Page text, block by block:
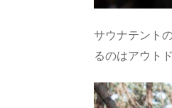
サウナテント
るのはアウト